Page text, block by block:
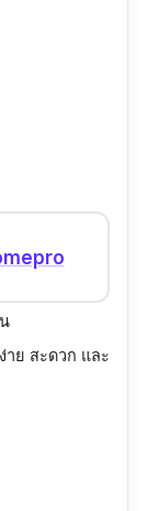
ย สะดวก และ